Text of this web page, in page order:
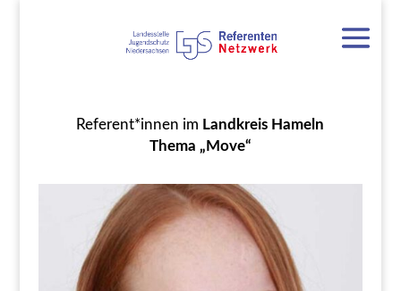
Referent*innen im Landkreis Hameln
Thema „Move“